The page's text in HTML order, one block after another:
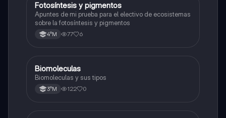
Biología
Fotosíntesis y pigmentos
Apuntes de mi prueba para el electivo de ecosistemas
sobre la fotosíntesis y pigmentos
4°M 77 6
Biología
Biomoleculas
Biomoleculas y sus tipos
3°M 122 0